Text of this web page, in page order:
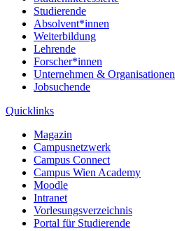
Studierende
Absolvent*innen
Weiterbildung
Lehrende
Forscher*innen
Unternehmen & Organisationen
Jobsuchende
Quicklinks
Magazin
Campusnetzwerk
Campus Connect
Campus Wien Academy
Moodle
Intranet
Vorlesungsverzeichnis
Portal für Studierende